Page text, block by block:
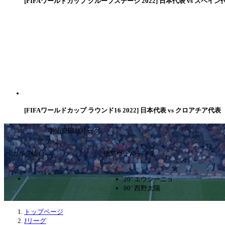
[FIFAワールドカップ ラウンド16 2022] 日本代表 vs クロアチア代表
明治安田J2リーグ
0ｰ2
ベガルタ仙台
徳島ヴォルティス
20’ エウシーニョ
90’ 西野太陽
トップページ
Jリーグ